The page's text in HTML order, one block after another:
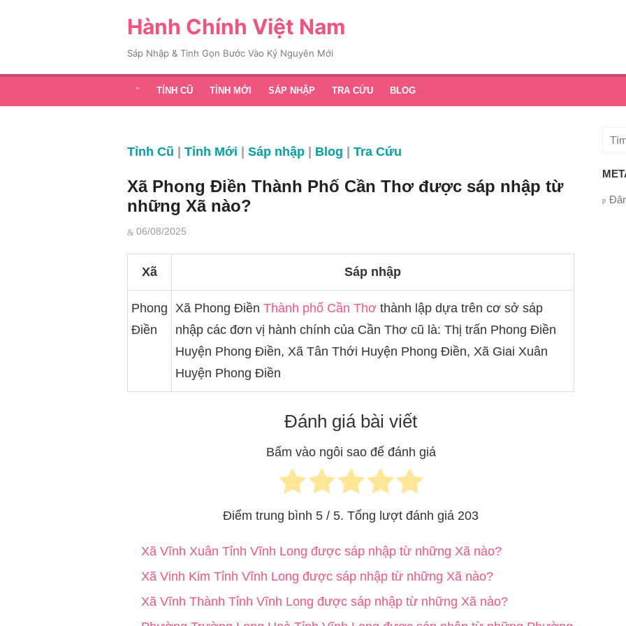
Hành Chính Việt Nam
Sáp Nhập & Tinh Gọn Bước Vào Kỷ Nguyên Mới
TỈNH CŨ TỈNH MỚI SÁP NHẬP TRA CỨU BLOG
Tỉnh Cũ | Tỉnh Mới|Sáp nhập| Blog Tra Cứu
Xã Phong Điền Thành Phố Cần Thơ được sáp nhập từ
những Xã nào?
Đăng
06/08/2025
Xã Sáp nhập
Phong
Điền
Xã Phong ĐiềnThành phố Cần Thơthành lập dựa trên cơ sở sáp nhập các đơn
vị hành chính của Cần Thơ cũ là: Thị trấn Phong Điền Huyện Phong Điền, Xã Tân
Thới Huyện Phong Điền, Xã Giai Xuân Huyện Phong Điền
Bấm vào ngôi sao để đánh giá
Điểm trung bình5/ 5. Tổng lượt đánh giá
Xã Vinh Kim Tỉnh Vĩnh Long được sáp nhập từ những Xã nào?
Xã Vĩnh Thành Tỉnh Vĩnh Long được sáp nhập từ những Xã nào?
Phường Trường Long Hoà Tỉnh Vĩnh Long được sáp nhập từ những Phường
Tìm
quả